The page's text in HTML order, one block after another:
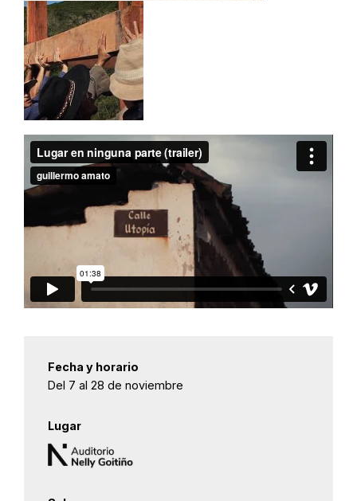
Fecha y horario
Del 7 al 28 de noviembre
Lugar